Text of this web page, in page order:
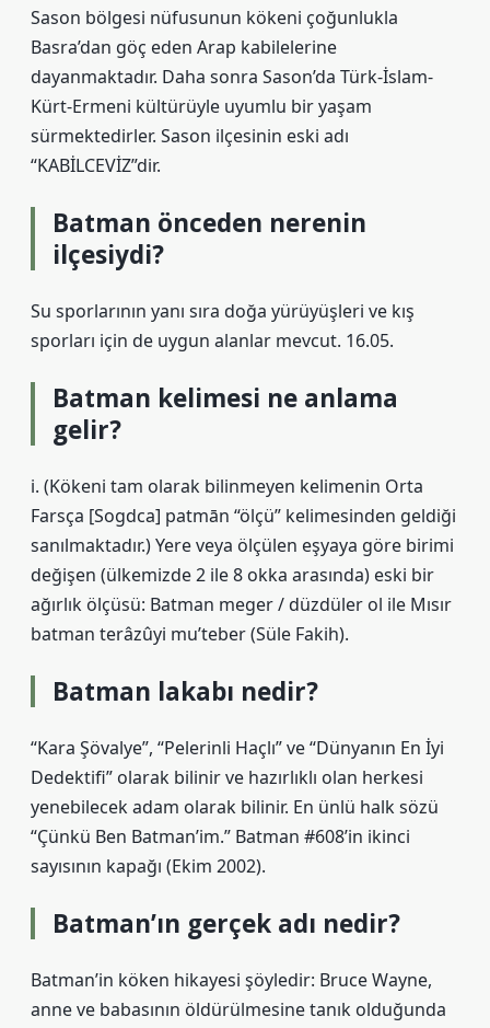
Sason bölgesi nüfusunun kökeni çoğunlukla
Basra’dan göç eden Arap kabilelerine
dayanmaktadır. Daha sonra Sason’da Türk-İslam-
Kürt-Ermeni kültürüyle uyumlu bir yaşam
sürmektedirler. Sason ilçesinin eski adı
“KABİLCEVİZ”dir.
Batman önceden nerenin
ilçesiydi?
Su sporlarının yanı sıra doğa yürüyüşleri ve kış
sporları için de uygun alanlar mevcut. 16.05.
Batman kelimesi ne anlama
gelir?
i. (Kökeni tam olarak bilinmeyen kelimenin Orta
Farsça [Sogdca] patmān “ölçü” kelimesinden geldiği
sanılmaktadır.) Yere veya ölçülen eşyaya göre birimi
değişen (ülkemizde 2 ile 8 okka arasında) eski bir
ağırlık ölçüsü: Batman meger / düzdüler ol ile Mısır
batman terâzûyi mu’teber (Süle Fakih).
Batman lakabı nedir?
“Kara Şövalye”, “Pelerinli Haçlı” ve “Dünyanın En İyi
Dedektifi” olarak bilinir ve hazırlıklı olan herkesi
yenebilecek adam olarak bilinir. En ünlü halk sözü
“Çünkü Ben Batman’im.” Batman #608’in ikinci
sayısının kapağı (Ekim 2002).
Batman’ın gerçek adı nedir?
Batman’in köken hikayesi şöyledir: Bruce Wayne,
anne ve babasının öldürülmesine tanık olduğunda